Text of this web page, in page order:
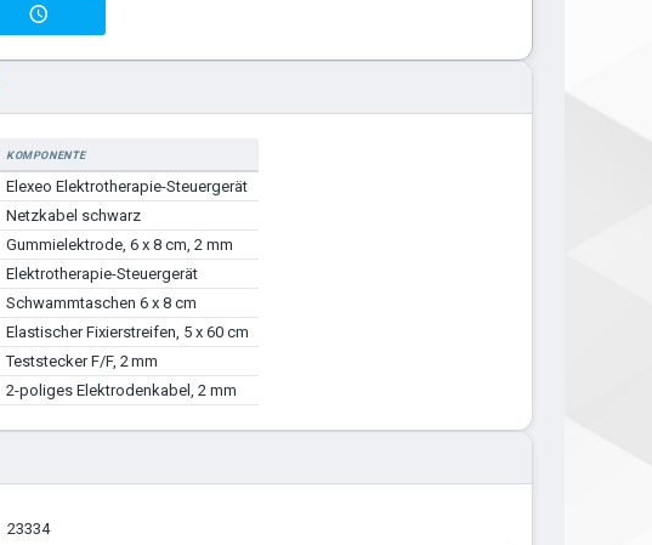
KOMPONENTE
Elexeo Elektrotherapie-Steuergerät
Netzkabel schwarz
Gummielektrode, 6 x 8 cm, 2 mm
Elektrotherapie-Steuergerät
Schwammtaschen 6 x 8 cm
Elastischer Fixierstreifen, 5 x 60 cm
Teststecker F/F, 2 mm
2-poliges Elektrodenkabel, 2 mm
23334